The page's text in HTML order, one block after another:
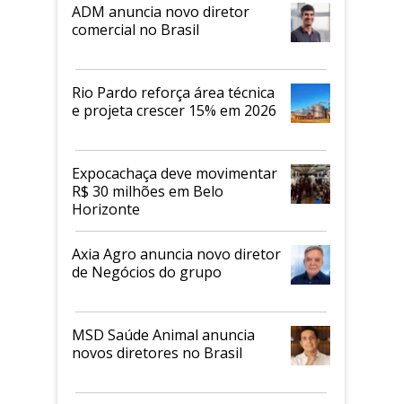
ADM anuncia novo diretor
comercial no Brasil
Rio Pardo reforça área técnica
e projeta crescer 15% em 2026
Expocachaça deve movimentar
R$ 30 milhões em Belo
Horizonte
Axia Agro anuncia novo diretor
de Negócios do grupo
MSD Saúde Animal anuncia
novos diretores no Brasil